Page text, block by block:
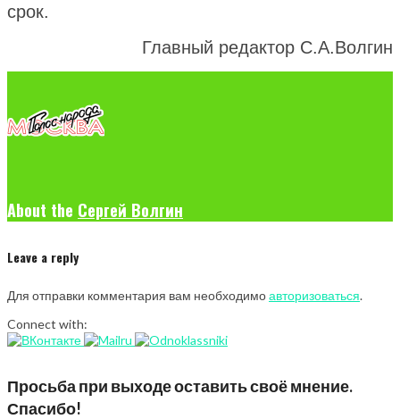
срок.
Главный редактор С.А.Волгин
About the Сергей Волгин
Leave a reply
Для отправки комментария вам необходимоавторизоваться.
Connect with:
Просьба при выходе оставить своё мнение.
Спасибо!